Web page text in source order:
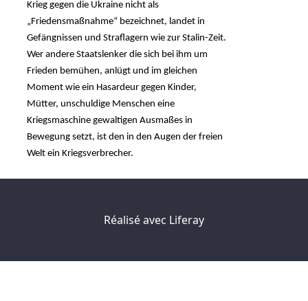
Krieg gegen die Ukraine nicht als
„Friedensmaßnahme“ bezeichnet, landet in
Gefängnissen und Straflagern wie zur Stalin-Zeit.
Wer andere Staatslenker die sich bei ihm um
Frieden bemühen, anlügt und im gleichen
Moment wie ein Hasardeur gegen Kinder,
Mütter, unschuldige Menschen eine
Kriegsmaschine gewaltigen Ausmaßes in
Bewegung setzt, ist den in den Augen der freien
Welt ein Kriegsverbrecher.
Réalisé avec Liferay